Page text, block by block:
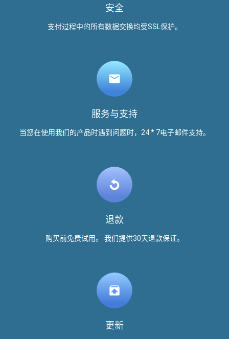
安全
支付过程中的所有数据交换均受SSL保护。
服务与支持
当您在使用我们的产品时遇到问题时，24 * 7电子邮件支持。
退款
购买前免费试用。 我们提供30天退款保证。
更新